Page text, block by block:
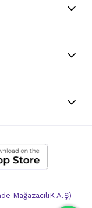
MağazacılıK A.Ş)